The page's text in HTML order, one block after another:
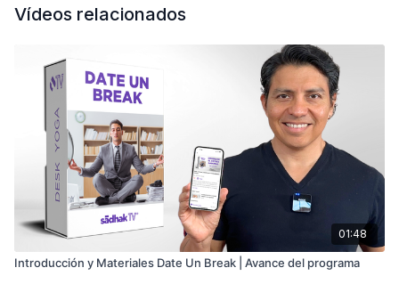
ABC DEL YOGA - 5 SEMANAS
APRENDE A MEDITAR - 21 DÍAS
ACABA CON EL INSOMNIO - 14 NOCHE
DATE UN BREAK - DISMINUYE EL ESTRÉS LABORAL - 28
Vídeos relacionados
01:48
Introducción y Materiales Date Un Break | Avance del programa